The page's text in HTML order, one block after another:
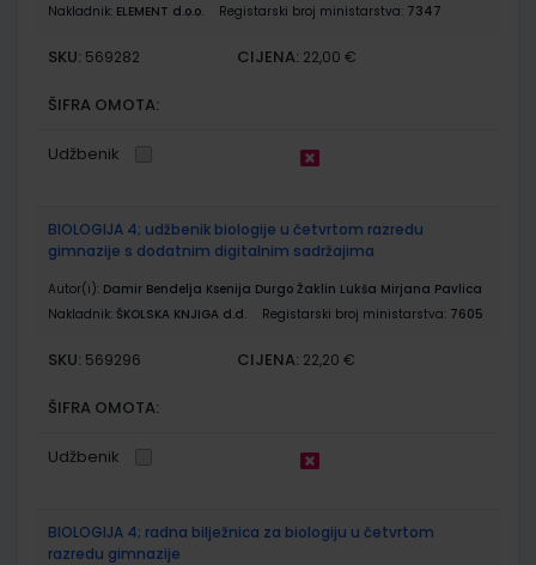
Nakladnik: ELEMENT d.o.o. Registarski broj ministarstva: 7347
SKU: 569282 CIJENA: 22,00 €
ŠIFRA OMOTA:
Udžbenik
BIOLOGIJA 4; udžbenik biologije u četvrtom razredu
gimnazije s dodatnim digitalnim sadržajima
Autor(i): Damir Bendelja Ksenija Durgo Žaklin Lukša Mirjana Pavlica
Nakladnik: ŠKOLSKA KNJIGA d.d. Registarski broj ministarstva: 7605
SKU: 569296 CIJENA: 22,20 €
ŠIFRA OMOTA:
Udžbenik
BIOLOGIJA 4; radna bilježnica za biologiju u četvrtom
razredu gimnazije